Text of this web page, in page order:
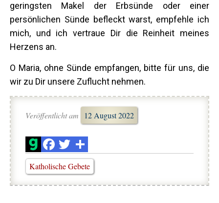
geringsten Makel der Erbsünde oder einer
persönlichen Sünde befleckt warst, empfehle ich
mich, und ich vertraue Dir die Reinheit meines
Herzens an.
O Maria, ohne Sünde empfangen, bitte für uns, die
wir zu Dir unsere Zuflucht nehmen.
Veröffentlicht am 12 August 2022
Katholische Gebete